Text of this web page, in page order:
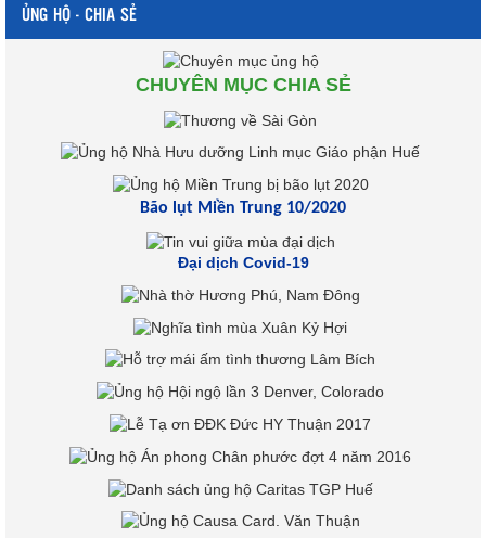
ỦNG HỘ - CHIA SẺ
CHUYÊN MỤC CHIA SẺ
Bão lụt Miền Trung 10/2020
Đại dịch Covid-19